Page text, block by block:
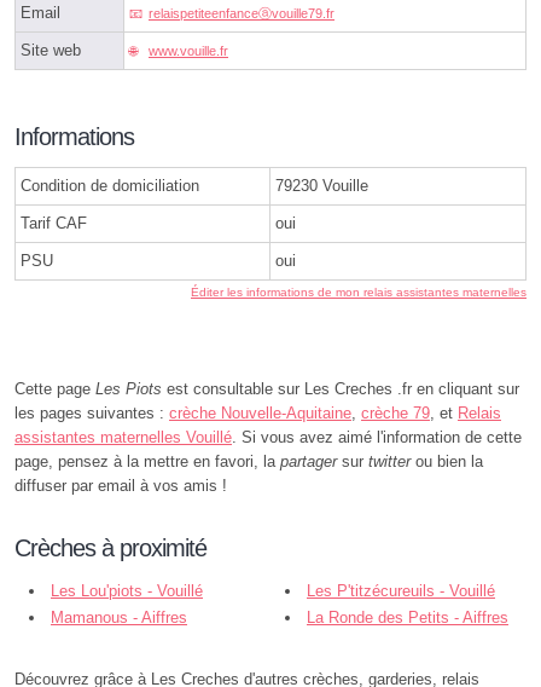
Email relaispetiteenfanceⓐvouille79.fr
Site web www.vouille.fr
Informations
Condition de domiciliation 79230 Vouille
Tarif CAF oui
PSU oui
Éditer les informations de mon relais assistantes maternelles
Cette page Les Piots est consultable sur Les Creches .fr en cliquant sur
les pages suivantes : crèche Nouvelle-Aquitaine crèche 79 , et Relais
assistantes maternelles Vouillé . Si vous avez aimé l'information de cette
page, pensez à la mettre en favori, la partagersur twitterou bien la
diffuser par email à vos amis !
Crèches à proximité
Les Lou'piots - Vouillé
Les P'titzécureuils - Vouillé
Mamanous - Aiffres
La Ronde des Petits - Aiffres
Découvrez grâce à Les Creches d'autres crèches, garderies, relais